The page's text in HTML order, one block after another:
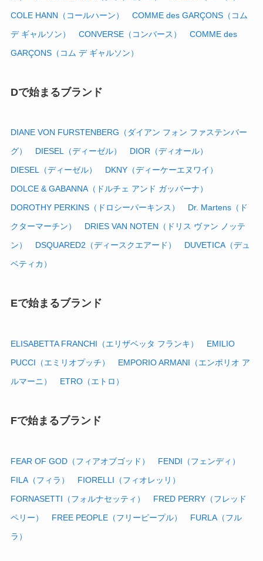
COLE HANN（コールハーン）
COMME des GARÇONS（コム
デ ギャルソン）
CONVERSE（コンバース）
COMME des
GARÇONS（コム デ ギャルソン）
Dで始まるブランド
DIANE VON FURSTENBERG（ダイアン フォン ファステンバー
グ）
DIESEL（ディーゼル）
DIOR（ディオール）
DIESEL（ディーゼル）
DKNY（ディーケーエヌワイ）
DOLCE & GABANNA（ドルチェ アンド ガッバーナ）
DOROTHY PERKINS（ドロシーパーキンス）
Dr. Martens（ド
クターマーチン）
DRIES VAN NOTEN（ドリス ヴァン ノッテ
ン）
DSQUARED2（ディースクエアード）
DUVETICA（デュ
ベティカ）
Eで始まるブランド
ELISABETTA FRANCHI（エリザベッタ フランキ）
EMILIO
PUCCI（エミリオプッチ）
EMPORIO ARMANI（エンポリオ ア
ルマーニ）
ETRO（エトロ）
Fで始まるブランド
FEAR OF GOD（フィアオブゴッド）
FENDI（フェンディ）
FILA（フィラ）
FIORELLI（フィオレッリ）
FORNASETTI（フォルナセッティ）
FRED PERRY（フレッド
ペリー）
FREE PEOPLE（フリーピープル）
FURLA（フル
ラ）